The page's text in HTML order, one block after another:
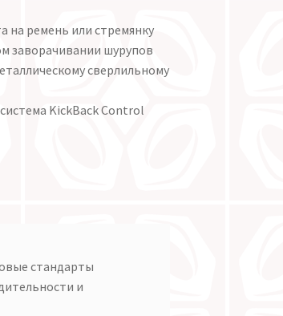
на ремень или стремянку
заворачивании шурупов
сверлильному
KickBack Control
стандарты
и